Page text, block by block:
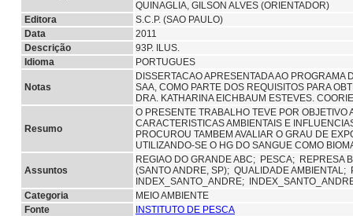
QUINAGLIA, GILSON ALVES (ORIENTADOR)
Editora
S.C.P. (SAO PAULO)
Data
2011
Descrição
93P. ILUS.
Idioma
PORTUGUES
Notas
DISSERTACAO APRESENTADA AO
SAA, COMO PARTE DOS REQUISITOS PARA
DRA. KATHARINA EICHBAUM ESTEVES.
Resumo
O PRESENTE TRABALHO TEVE POR OBJETIVO
CARACTERISTICAS AMBIENTAIS E
PROCUROU TAMBEM AVALIAR O GRAU DE
UTILIZANDO-SE O HG DO SANGUE COMO
Assuntos
REGIAO DO GRANDE ABC; PESCA; REPRESA
(SANTO ANDRE, SP); QUALIDADE AMBIENTAL;
INDEX_SANTO_ANDRE;
Categoria
MEIO AMBIENTE
Fonte
INSTITUTO DE PESCA